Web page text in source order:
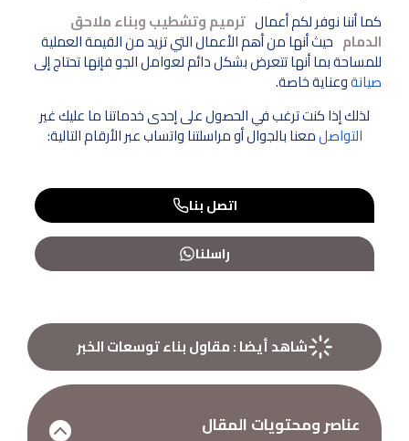
كما أننا نوفر لكم أعمال ترميم وتشطيب وبناء ملاحق
الدمام حيث أنها من أهم الأعمال التي تزيد من القيمة العملية
للمساحة بما أنها تتعرض بشكل دائم لعوامل الجو فإنها تحتاج إلى
صيانةوعناية خاصة.
لذلك إذا كنت ترغب في الحصول على إحدى خدماتنا ما عليك غير
التواصلمعنا بالجوال أو مراسلتنا واتساب عبر الأرقام التالية:
اتصل بنا
راسلنا
شاهد أيضا :مقاول بناء توسعات الخبر
عناصر ومحتويات المقال